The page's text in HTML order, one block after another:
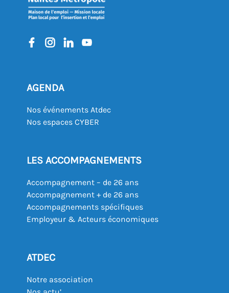
AGENDA
Nos événements Atdec
Nos espaces CYBER
LES ACCOMPAGNEMENTS
Accompagnement – de 26 ans
Accompagnement + de 26 ans
Accompagnements spécifiques
Employeur & Acteurs économiques
ATDEC
Notre association